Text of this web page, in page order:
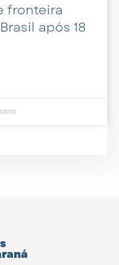
fronteira
após 18